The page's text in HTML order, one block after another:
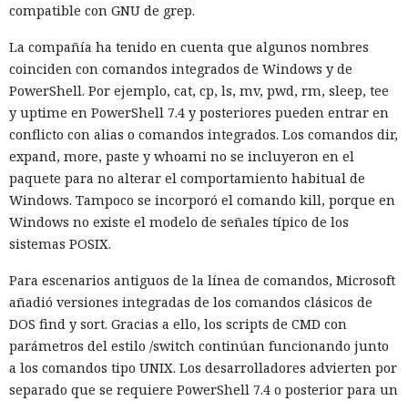
compatible con GNU de grep.
La compañía ha tenido en cuenta que algunos nombres
coinciden con comandos integrados de Windows y de
PowerShell. Por ejemplo, cat, cp, ls, mv, pwd, rm, sleep, tee
y uptime en PowerShell 7.4 y posteriores pueden entrar en
conflicto con alias o comandos integrados. Los comandos dir,
expand, more, paste y whoami no se incluyeron en el
paquete para no alterar el comportamiento habitual de
Windows. Tampoco se incorporó el comando kill, porque en
Windows no existe el modelo de señales típico de los
sistemas POSIX.
Para escenarios antiguos de la línea de comandos, Microsoft
añadió versiones integradas de los comandos clásicos de
DOS find y sort. Gracias a ello, los scripts de CMD con
parámetros del estilo /switch continúan funcionando junto
a los comandos tipo UNIX. Los desarrolladores advierten por
separado que se requiere PowerShell 7.4 o posterior para un